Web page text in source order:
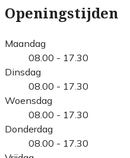
Openingstijden
Maandag
08.00 - 17.30
Dinsdag
08.00 - 17.30
Woensdag
08.00 - 17.30
Donderdag
08.00 - 17.30